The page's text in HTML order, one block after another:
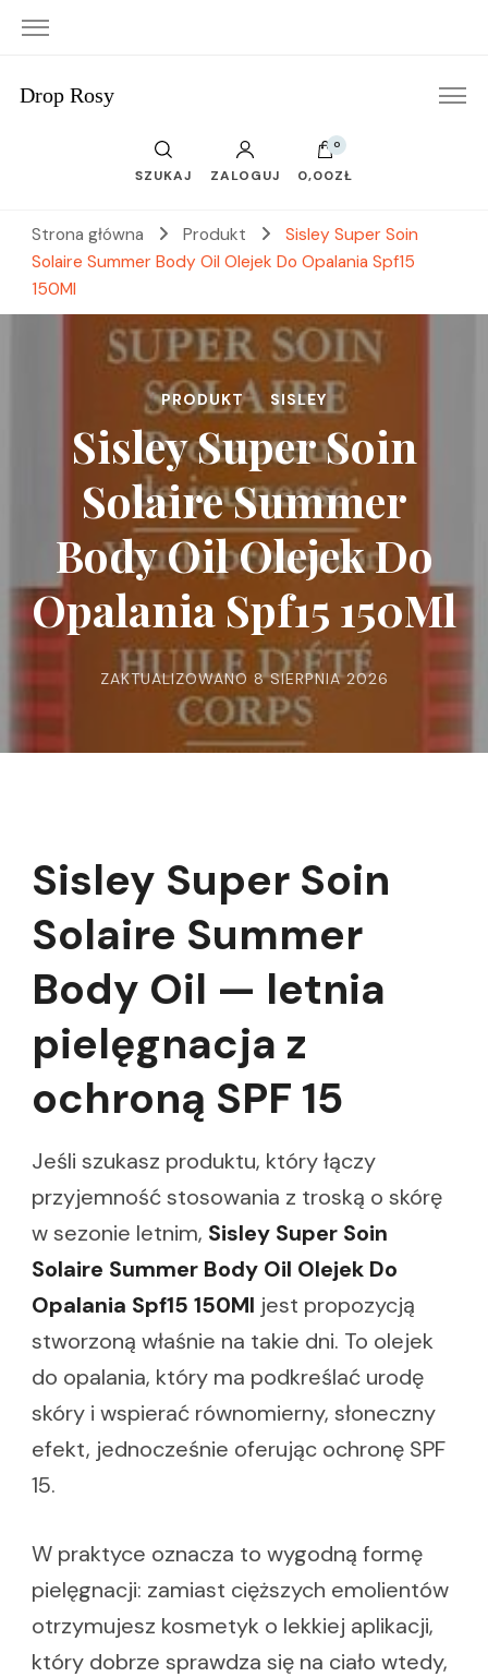
Drop Rosy
SZUKAJ ZALOGUJ
0
0,00ZŁ
Strona główna Produkt
Sisley Super Soin
Solaire Summer Body Oil Olejek Do Opalania Spf15
150Ml
PRODUKT SISLEY
Sisley Super Soin
Solaire Summer
Body Oil Olejek Do
Opalania Spf15 150Ml
ZAKTUALIZOWANO 8 SIERPNIA 2026
Sisley Super Soin
Solaire Summer
Body Oil — letnia
pielęgnacja z
ochroną SPF 15
Jeśli szukasz produktu, który łączy
przyjemność stosowania z troską o skórę
w sezonie letnim, Sisley Super Soin
Solaire Summer Body Oil Olejek Do
Opalania Spf15 150Ml jest propozycją
stworzoną właśnie na takie dni. To olejek
do opalania, który ma podkreślać urodę
skóry i wspierać równomierny, słoneczny
efekt, jednocześnie oferując ochronę SPF
15.
W praktyce oznacza to wygodną formę
pielęgnacji: zamiast cięższych emolientów
otrzymujesz kosmetyk o lekkiej aplikacji,
który dobrze sprawdza się na ciało wtedy,